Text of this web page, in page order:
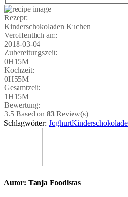
Rezept:
Kin­der­scho­ko­la­den Kuchen
Ver­öf­fent­lich am:
2018-03-04
Zube­rei­tungs­zeit:
0H15M
Koch­zeit:
0H55M
Gesamt­zeit:
1H15M
Bewer­tung:
3.5 Based on 83 Review(s)
Schlagwörter: JoghurtKinderschokolade
Autor: Tanja Foodistas